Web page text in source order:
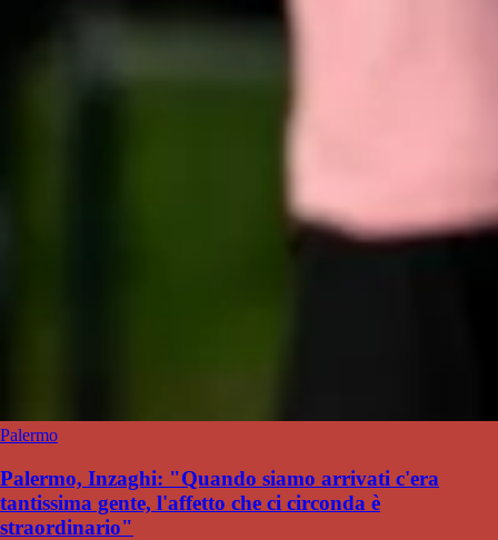
Palermo
Palermo, Inzaghi: "Quando siamo arrivati c'era
tantissima gente, l'affetto che ci circonda è
straordinario"